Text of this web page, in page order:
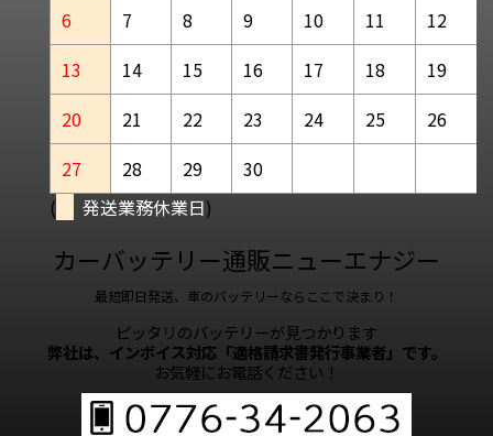
6
7 8 9 10 11
12
13
14 15 16 17 18
19
20
21 22 23 24 25
26
27
28 29
30
(
発送業務休業日)
カーバッテリー通販ニューエナジー
最短即日発送、車のバッテリーならここで決まり！
ピッタリのバッテリーが見つかります
弊社は、インボイス対応「適格請求書発行事業者」です。
お気軽にお電話ください！